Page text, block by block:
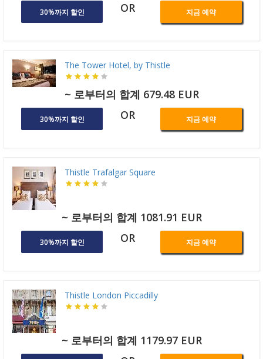
30%까지 할인 OR 지금 예약
The Tower Hotel, by Thistle
~ 로부터의 합계 679.48 EUR
30%까지 할인 OR 지금 예약
Thistle Trafalgar Square
~ 로부터의 합계 1081.91 EUR
30%까지 할인 OR 지금 예약
Thistle London Piccadilly
~ 로부터의 합계 1179.97 EUR